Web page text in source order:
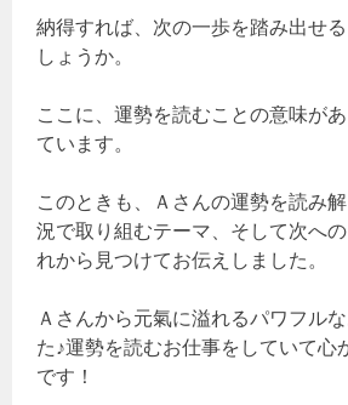
納得すれば、次の一歩を踏み出せ
しょうか。
ここに、運勢を読むことの意味が
ています。
このときも、Ａさんの運勢を読み
況で取り組むテーマ、そして次へ
れから見つけてお伝えしました。
Ａさんから元氣に溢れるパワフル
た♪運勢を読むお仕事をしていて心
です！